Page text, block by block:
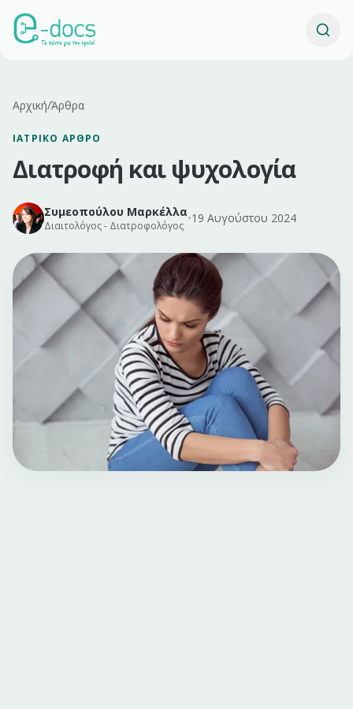
Αρχική/Άρθρα
ΙΑΤΡΙΚΌ ΆΡΘΡΟ
Διατροφή και ψυχολογία
Συμεοπούλου Μαρκέλλα
Διαιτολόγος - Διατροφολόγος
•19 Αυγούστου 2024